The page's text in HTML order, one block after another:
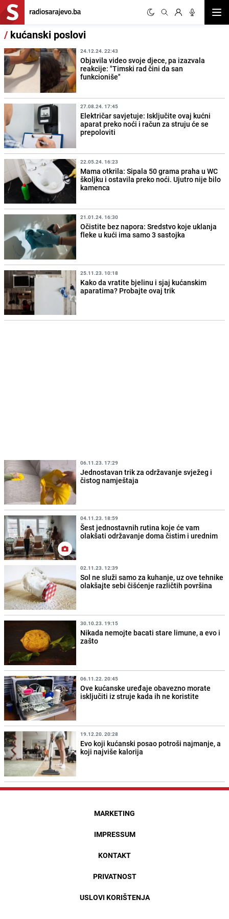
/ kućanski poslovi
24.12.24. 22:43
Objavila video svoje djece, pa izazvala
reakcije: "Timski rad čini da san
funkcioniše"
27.08.24. 17:45
Električar savjetuje: Isključite ovaj kućni
aparat preko noći i račun za struju će se
prepoloviti
22.05.24. 16:23
Mama otkrila: Sipala 50 grama praha u WC
školjku i ostavila preko noći. Ujutro nije bilo
kamenca
21.01.24. 16:30
Očistite bez napora: Sredstvo koje uklanja
fleke u kući ima samo 3 sastojka
25.11.23. 10:18
Kako da vratite bjelinu i sjaj kućanskim
aparatima? Probajte ovaj trik
06.11.23. 17:29
Jednostavan trik za održavanje svježeg i
čistog namještaja
04.11.23. 18:59
Šest jednostavnih rutina koje će vam
olakšati održavanje doma čistim i urednim
02.11.23. 12:39
Sol ne služi samo za kuhanje, uz ove tehnike
olakšajte sebi čišćenje različtih površina
30.10.23. 19:15
Nikada nemojte bacati stare limune, a evo i
zašto
06.11.22. 20:45
Ove kućanske uređaje obavezno morate
isključiti iz struje kada ih ne koristite
19.12.20. 20:28
Evo koji kućanski posao potroši najmanje, a
koji najviše kalorija
MARKETING
IMPRESSUM
KONTAKT
PRIVATNOST
USLOVI KORIŠTENJA